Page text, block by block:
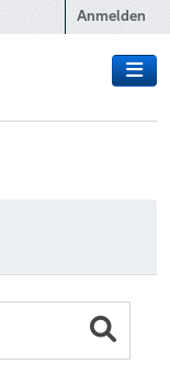
Anmelden